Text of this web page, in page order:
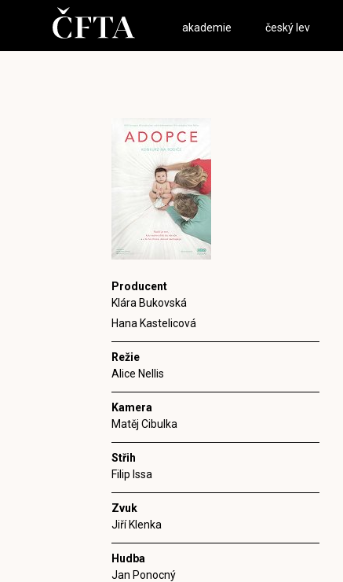
akademie český lev
Producent
Klára Bukovská
Hana Kastelicová
Režie
Alice Nellis
Kamera
Matěj Cibulka
Střih
Filip Issa
Zvuk
Jiří Klenka
Hudba
Jan Ponocný